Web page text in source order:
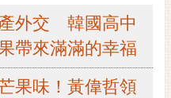
外交 韓國高中
帶來滿滿的幸福
果味！黃偉哲領